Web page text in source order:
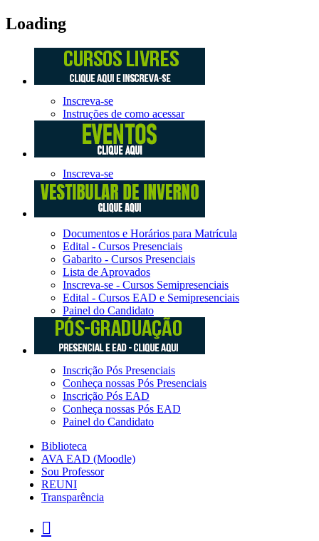
Loading
Inscreva-se
Instruções de como acessar
Inscreva-se
Documentos e Horários para Matrícula
Edital - Cursos Presenciais
Gabarito - Cursos Presenciais
Lista de Aprovados
Inscreva-se - Cursos Semipresenciais
Edital - Cursos EAD e Semipresenciais
Painel do Candidato
Inscrição Pós Presenciais
Conheça nossas Pós Presenciais
Inscrição Pós EAD
Conheça nossas Pós EAD
Painel do Candidato
Biblioteca
AVA EAD (Moodle)
Sou Professor
REUNI
Transparência
